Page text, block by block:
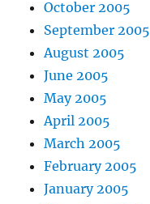
October 2005
September 2005
August 2005
June 2005
May 2005
April 2005
March 2005
February 2005
January 2005